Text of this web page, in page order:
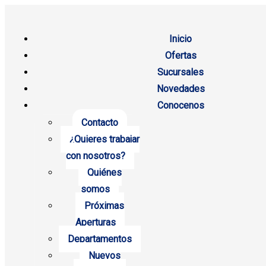
Inicio
Ofertas
Sucursales
Novedades
Conocenos
Contacto
¿Quieres trabajar
con nosotros?
Quiénes
somos
Próximas
Aperturas
Departamentos
Nuevos